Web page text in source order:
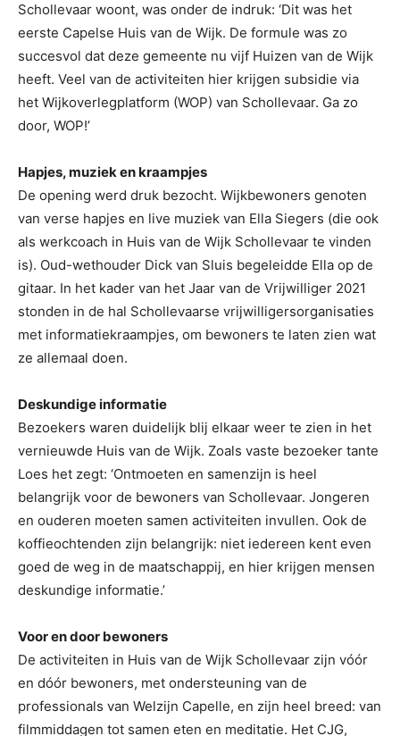
Schollevaar woont, was onder de indruk: ‘Dit was het
eerste Capelse Huis van de Wijk. De formule was zo
succesvol dat deze gemeente nu vijf Huizen van de Wijk
heeft. Veel van de activiteiten hier krijgen subsidie via
het Wijkoverlegplatform (WOP) van Schollevaar. Ga zo
door, WOP!’
Hapjes, muziek en kraampjes
De opening werd druk bezocht. Wijkbewoners genoten
van verse hapjes en live muziek van Ella Siegers (die ook
als werkcoach in Huis van de Wijk Schollevaar te vinden
is). Oud-wethouder Dick van Sluis begeleidde Ella op de
gitaar. In het kader van het Jaar van de Vrijwilliger 2021
stonden in de hal Schollevaarse vrijwilligersorganisaties
met informatiekraampjes, om bewoners te laten zien wat
ze allemaal doen.
Deskundige informatie
Bezoekers waren duidelijk blij elkaar weer te zien in het
vernieuwde Huis van de Wijk. Zoals vaste bezoeker tante
Loes het zegt: ‘Ontmoeten en samenzijn is heel
belangrijk voor de bewoners van Schollevaar. Jongeren
en ouderen moeten samen activiteiten invullen. Ook de
koffieochtenden zijn belangrijk: niet iedereen kent even
goed de weg in de maatschappij, en hier krijgen mensen
deskundige informatie.’
Voor en door bewoners
De activiteiten in Huis van de Wijk Schollevaar zijn vóór
en dóór bewoners, met ondersteuning van de
professionals van Welzijn Capelle, en zijn heel breed: van
filmmiddagen tot samen eten en meditatie. Het CJG,